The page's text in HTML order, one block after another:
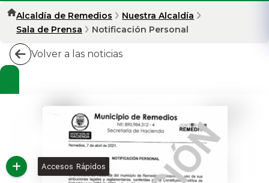
Alcaldía de Remedios
Nuestra Alcaldía
Sala de Prensa
Notificación Personal
Volver a las noticias
Accesos Rápidos